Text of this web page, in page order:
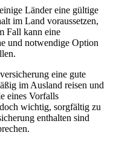
Länder eine gültige
im Land voraussetzen,
Fall kann eine
und notwendige Option
eine gute
im Ausland reisen und
eines Vorfalls
wichtig, sorgfältig zu
enthalten sind